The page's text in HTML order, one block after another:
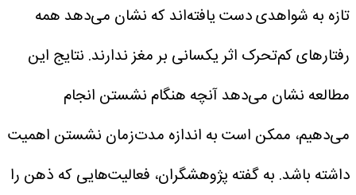
تازه به شواهدی دست یافته‌اند که نشان می‌دهد همه
رفتار‌های کم‌تحرک اثر یکسانی بر مغز ندارند. نتایج این
مطالعه نشان می‌دهد آنچه هنگام نشستن انجام
می‌دهیم، ممکن است به اندازه مدت‌زمان نشستن اهمیت
داشته باشد. به گفته پژوهشگران، فعالیت‌هایی که ذهن را